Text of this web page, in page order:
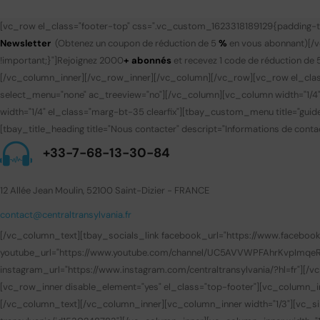
[vc_row el_class="footer-top"
Newsletter (Obtenez un coupon de réduction de 5 % en vous abonnant) [/
!important;}"] Rejoignez 2000+ abonnés et recevez 1 code de réduction de
[/vc_column_inner][/vc_row_inner][/vc_column][/vc_row][vc_row
select_menu="none" ac_treeview="no"][/vc_column][vc_column
width="1/4" el_class="marg-bt-35 clearfix"][tbay_custom_menu
[tbay_title_heading title="Nous contacter" descript="Informations de
+33-7-68-13-30-84
12 Allée Jean Moulin, 52100 Saint-Dizier - FRANCE
contact@centraltransylvania.fr
[/vc_column_text][tbay_socials_link facebook_url="https://
youtube_url="https://www.youtube.com/channel/
instagram_url="https://www.instagram.com/centraltransylvania/
[vc_row_inner disable_element="yes" el_class="top-
[/vc_column_text][/vc_column_inner][vc_column_inner width="1/